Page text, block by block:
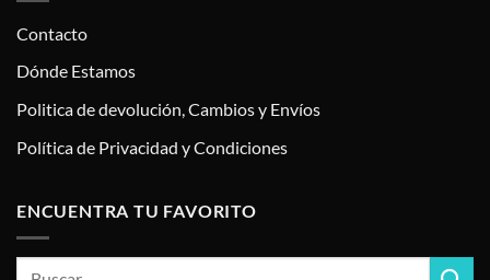
Contacto
Dónde Estamos
Politica de devolución, Cambios y Envíos
Política de Privacidad y Condiciones
ENCUENTRA TU FAVORITO